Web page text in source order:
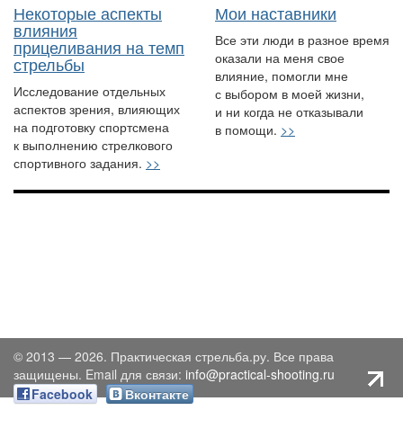
Некоторые аспекты
влияния
прицеливания на темп
стрельбы
Исследование отдельных
аспектов зрения, влияющих
на подготовку спортсмена
к выполнению стрелкового
спортивного задания. >>
Мои наставники
Все эти люди в разное время
оказали на меня свое
влияние, помогли мне
с выбором в моей жизни,
и ни когда не отказывали
в помощи. >>
© 2013 — 2026. Практическая стрельба.ру. Все права
защищены. Email для связи: info@practical-shooting.ru
Facebook
Вконтакте